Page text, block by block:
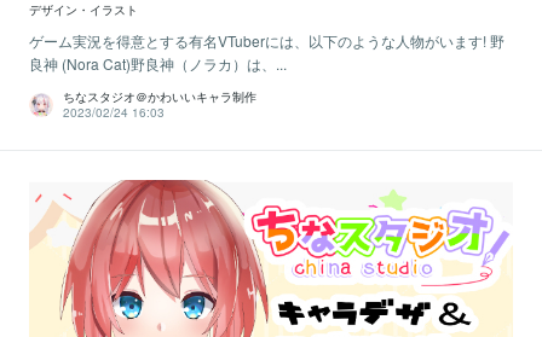
デザイン・イラスト
ゲーム実況を得意とする有名VTuberには、以下のような人物がいます! 野
良神 (Nora Cat)野良神（ノラカ）は、...
ちなスタジオ＠かわいいキャラ制作
2023/02/24 16:03